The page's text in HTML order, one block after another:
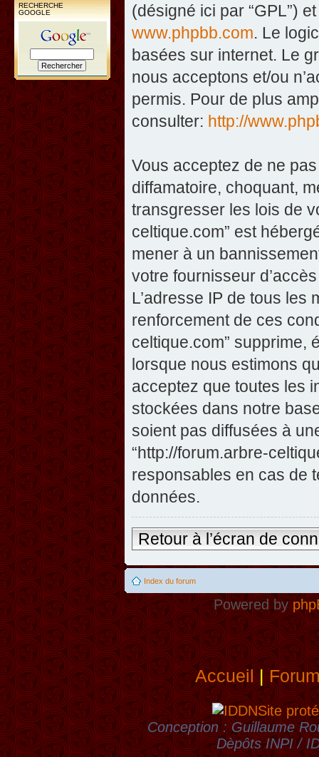
RECHERCHE
GOOGLE
(désigné ici par “GPL”)
www.phpbb.com. Le
basées sur internet. Le
nous acceptons et/ou
permis. Pour de plus
consulter: http://
Vous acceptez de ne
diffamatoire, choquant,
transgresser les lois de
celtique.com” est
mener à un
votre fournisseur
L’adresse IP de tous
renforcement de ces
celtique.com” supprime,
lorsque nous estimons
acceptez que toutes les
stockées dans notre
soient pas diffusées à
“http://forum.arbre-
responsables en cas de
données.
Retour à l’écran de
Index du forum
Powered by
Accueil|
Site
Conception : Guillaume
Dèpôts INPI /